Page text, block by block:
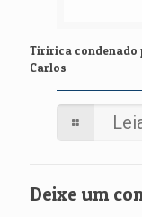
Tiririca condenado
Carlos
Deixe um